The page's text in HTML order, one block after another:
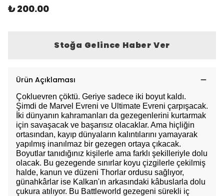
₺ 200.00
Stoğa Gelince Haber Ver
Ürün Açıklaması
Çokluevren çöktü. Geriye sadece iki boyut kaldı.
Şimdi de Marvel Evreni ve Ultimate Evreni çarpışacak.
İki dünyanın kahramanları da gezegenlerini kurtarmak
için savaşacak ve başarısız olacaklar. Ama hiçliğin
ortasından, kayıp dünyaların kalıntılarını yamayarak
yapılmış inanılmaz bir gezegen ortaya çıkacak.
Boyutlar tanıdığınız kişilerle ama farklı şekilleriyle dolu
olacak. Bu gezegende sınırlar koyu çizgilerle çekilmiş
halde, kanun ve düzeni Thorlar ordusu sağlıyor,
günahkârlar ise Kalkan'ın arkasındaki kâbuslarla dolu
çukura atılıyor. Bu Battleworld gezegeni sürekli iç